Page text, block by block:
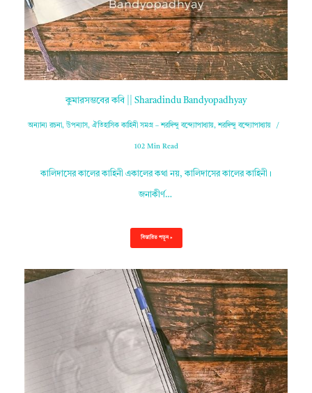
কুমারসম্ভবের কবি || Sharadindu Bandyopadhyay
অন্যান্য রচনা,উপন্যাস, ঐতিহাসিক কাহিনী সমগ্র – শরদিন্দু বন্দ্যোপাধ্যায়,শরদিন্দু বন্দ্যোপাধ্যায়
102 Min Read
কালিদাসের কালের কাহিনী একালের কথা নয়, কালিদাসের কালের কাহিনী।
জনাকীর্ণ…
বিস্তারিত পড়ুন »